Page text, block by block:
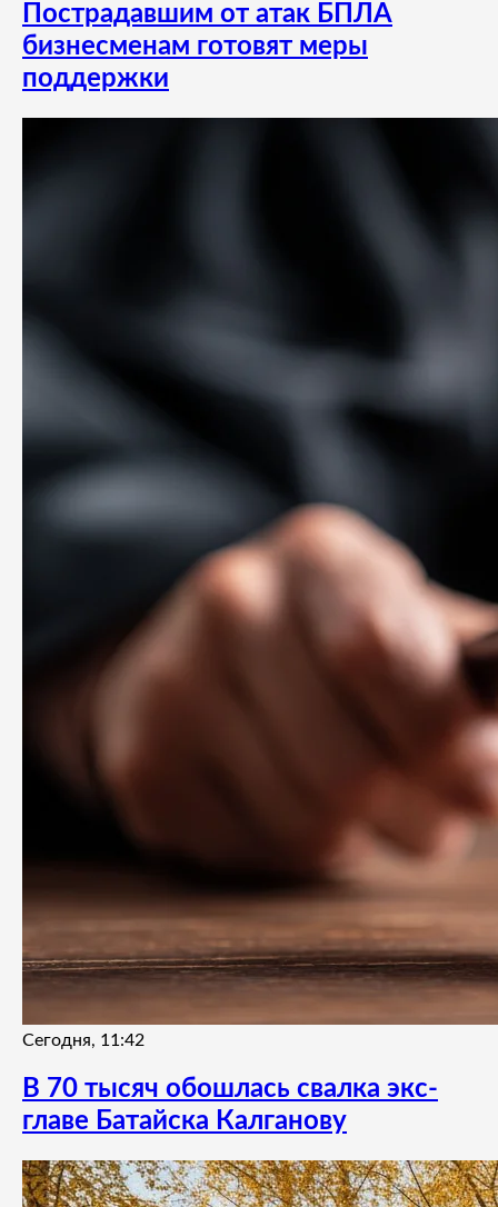
Пострадавшим от атак БПЛА
бизнесменам готовят меры
поддержки
Сегодня, 11:42
В 70 тысяч обошлась свалка экс-
главе Батайска Калганову